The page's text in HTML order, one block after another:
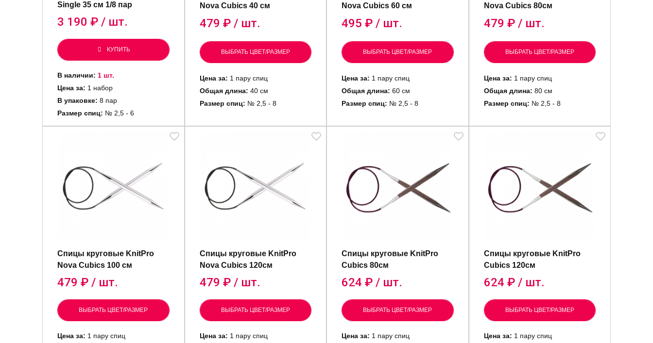
Single 35 см 1/8 пар
3 190 ₽ / шт.
КУПИТЬ
В наличии: 1 шт.
Цена за: 1 набор
В упаковке: 8 пар
Размер спиц: № 2,5 - 6
Nova Cubics 40 см
479 ₽ / шт.
ВЫБРАТЬ ЦВЕТ/РАЗМЕР
Цена за: 1 пару спиц
Общая длина: 40 см
Размер спиц: № 2,5 - 8
Nova Cubics 60 см
495 ₽ / шт.
ВЫБРАТЬ ЦВЕТ/РАЗМЕР
Цена за: 1 пару спиц
Общая длина: 60 см
Размер спиц: № 2,5 - 8
Nova Cubics 80см
479 ₽ / шт.
ВЫБРАТЬ ЦВЕТ/РАЗМЕР
Цена за: 1 пару спиц
Общая длина: 80 см
Размер спиц: № 2,5 - 8
Спицы круговые KnitPro
Nova Cubics 100 см
479 ₽ / шт.
ВЫБРАТЬ ЦВЕТ/РАЗМЕР
Цена за: 1 пару спиц
Спицы круговые KnitPro
Nova Cubics 120см
479 ₽ / шт.
ВЫБРАТЬ ЦВЕТ/РАЗМЕР
Цена за: 1 пару спиц
Спицы круговые KnitPro
Cubics 80см
624 ₽ / шт.
ВЫБРАТЬ ЦВЕТ/РАЗМЕР
Цена за: 1 пару спиц
Спицы круговые KnitPro
Cubics 120см
624 ₽ / шт.
ВЫБРАТЬ ЦВЕТ/РАЗМЕР
Цена за: 1 пару спиц